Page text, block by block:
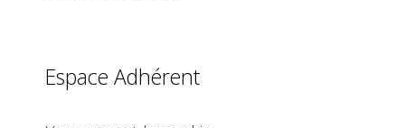
Espace Adhérent